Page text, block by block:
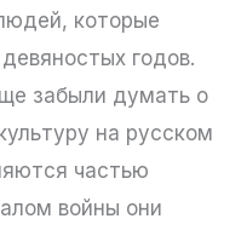
которые
годов.
забыли думать о
на русском
частью
войны они